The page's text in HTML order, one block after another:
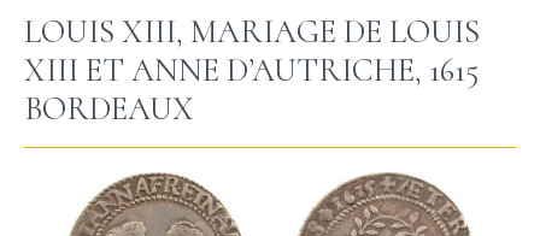
LOUIS XIII, MARIAGE DE LOUIS
XIII ET ANNE D’AUTRICHE, 1615
BORDEAUX